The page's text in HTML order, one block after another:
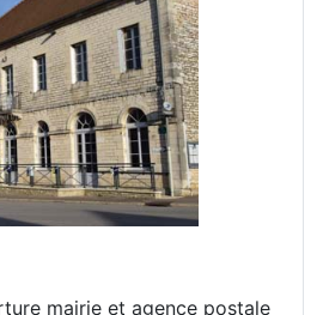
mairie et agence postale